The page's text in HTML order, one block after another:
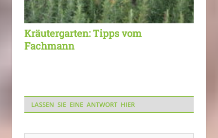
Kräutergarten: Tipps vom
Fachmann
LASSEN SIE EINE ANTWORT HIER